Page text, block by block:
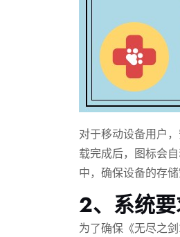
对于移动设备用户
载完成后，图标会
中，确保设备的存
2、系统
为了确保《无尽之